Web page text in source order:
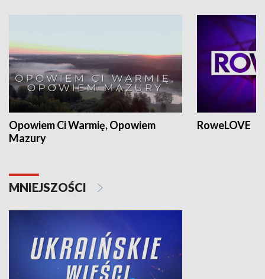
Opowiem Ci Warmię, Opowiem
Mazury
RoweLOVE
MNIEJSZOŚCI